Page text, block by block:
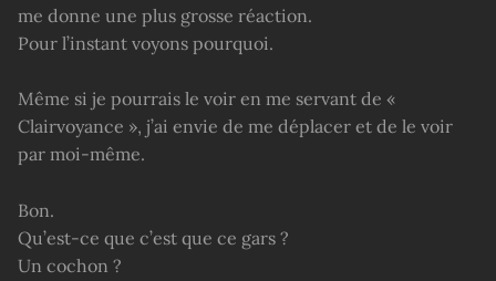
me donne une plus grosse réaction.
Pour l’instant voyons pourquoi.
Même si je pourrais le voir en me servant de «
Clairvoyance », j’ai envie de me déplacer et de le voir
par moi-même.
Bon.
Qu’est-ce que c’est que ce gars ?
Un cochon ?